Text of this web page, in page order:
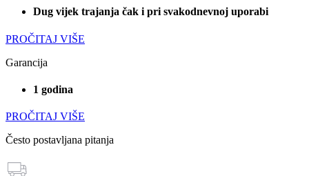
Dug vijek trajanja čak i pri svakodnevnoj uporabi
PROČITAJ VIŠE
Garancija
1 godina
PROČITAJ VIŠE
Često postavljana pitanja